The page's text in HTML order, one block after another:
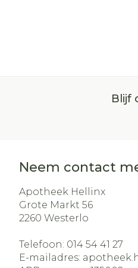
Blijf
Neem contact
Apotheek Hellinx
Grote Markt 56
2260 Westerlo
Telefoon: 014 54 41 27
E-mailadres: